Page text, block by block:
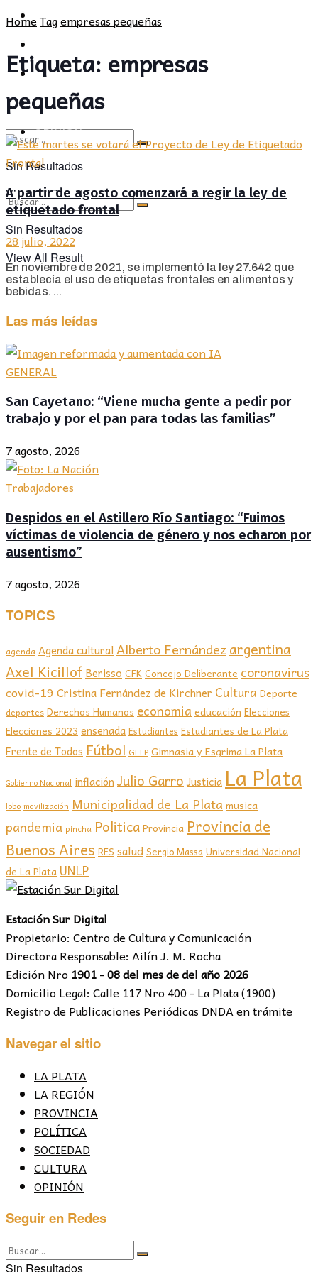
CULTURA
OPINIÓN
Sin Resultados
View All Result
PROVINCIA
SOCIEDAD
CULTURA
OPINIÓN
Sin Resultados
View All Result
HomeTagempresas pequeñas
Etiqueta: empresas
pequeñas
A partir de agosto comenzará a regir la ley de
etiquetado frontal
28 julio, 2022
En noviembre de 2021, se implementó la ley 27.642 que
establecía el uso de etiquetas frontales en alimentos y
bebidas. ...
Las más leídas
GENERAL
San Cayetano: “Viene mucha gente a pedir por
trabajo y por el pan para todas las familias”
7 agosto, 2026
Trabajadores
Despidos en el Astillero Río Santiago: “Fuimos
víctimas de violencia de género y nos echaron por
ausentismo”
7 agosto, 2026
TOPICS
agenda Agenda culturalAlberto Fernández argentina
Axel Kicillof Berisso CFKConcejo Deliberante coronavirus
covid-19 Cristina Fernández de Kirchner Cultura Deporte
deportes Derechos Humanos economia educación Elecciones
Elecciones 2023 ensenada Estudiantes Estudiantes de La Plata
Frente de Todos Fútbol GELP Gimnasia y Esgrima La Plata
Gobierno Nacional inflación Julio Garro Justicia La Plata
lobo movilización Municipalidad de La Plata musica
pandemia pincha PoliticaProvincia Provincia de
Buenos Aires RES saludSergio MassaUniversidad Nacional
de La Plata UNLP
Estación Sur Digital
Propietario: Centro de Cultura y Comunicación
Directora Responsable: Ailín J. M. Rocha
Edición Nro 1901 - 08 del mes de del año 2026
Domicilio Legal: Calle 117 Nro 400 - La Plata (1900)
Registro de Publicaciones Periódicas DNDA en trámite
Navegar el sitio
LA PLATA
LA REGIÓN
PROVINCIA
POLÍTICA
SOCIEDAD
CULTURA
OPINIÓN
Seguir en Redes
Sin Resultados